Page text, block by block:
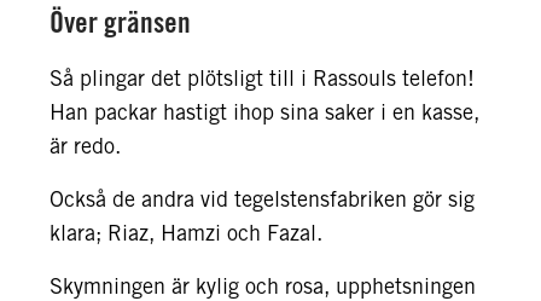
Över gränsen
Så plingar det plötsligt till i Rassouls telefon!
Han packar hastigt ihop sina saker i en kasse,
är redo.
Också de andra vid tegelstensfabriken gör sig
klara; Riaz, Hamzi och Fazal.
Skymningen är kylig och rosa, upphetsningen